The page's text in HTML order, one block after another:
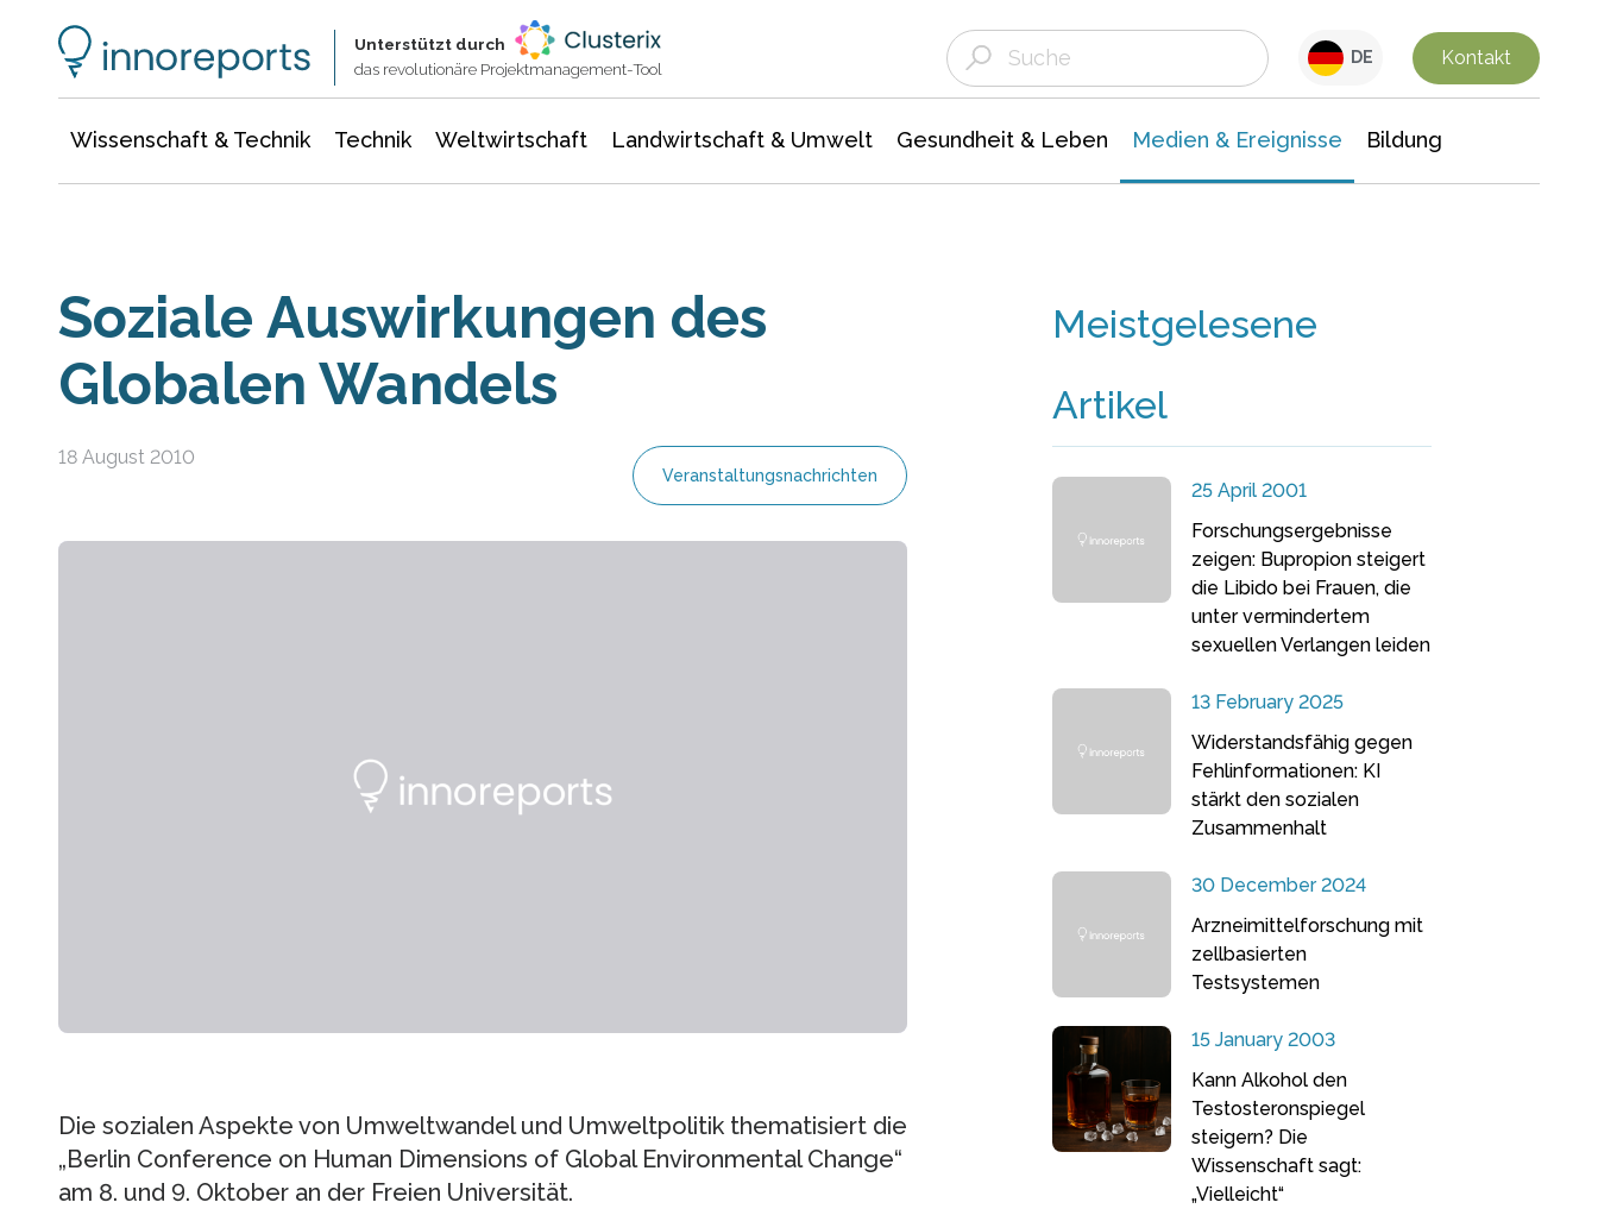
Unterstützt durch
das revolutionäre Projektmanagement-Tool
DE Kontakt
Wissenschaft & Technik Technik Weltwirtschaft Landwirtschaft & Umwelt Gesundheit & Leben Medien & Ereignisse Bildung
Soziale Auswirkungen des
Globalen Wandels
18 August 2010
Veranstaltungsnachrichten
Die sozialen Aspekte von Umweltwandel und Umweltpolitik thematisiert die
„Berlin Conference on Human Dimensions of Global Environmental Change“
am 8. und 9. Oktober an der Freien Universität.
Meistgelesene
Artikel
25 April 2001
Forschungsergebnisse
zeigen: Bupropion steigert
die Libido bei Frauen, die
unter vermindertem
sexuellen Verlangen leiden
13 February 2025
Widerstandsfähig gegen
Fehlinformationen: KI
stärkt den sozialen
Zusammenhalt
30 December 2024
Arzneimittelforschung mit
zellbasierten
Testsystemen
15 January 2003
Kann Alkohol den
Testosteronspiegel
steigern? Die
Wissenschaft sagt:
„Vielleicht“